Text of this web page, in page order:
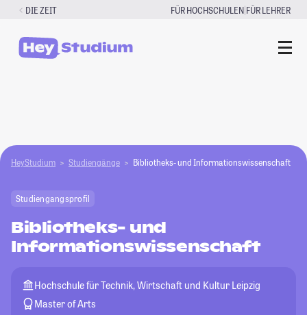
Zum
springen
DIE ZEIT FÜR HOCHSCHULEN|FÜR LEHRER
HeyStudium Studiengänge Bibliotheks- und Informationswissenschaft
Studiengangsprofil
Bibliotheks- und
Informationswissenschaft
Hochschule für Technik, Wirtschaft und Kultur Leipzig
Master of Arts